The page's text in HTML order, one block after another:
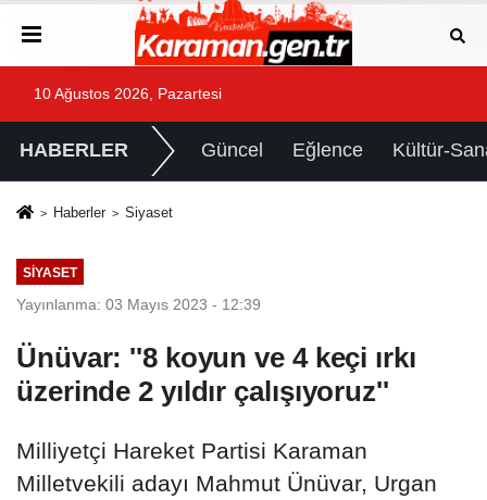
10 Ağustos 2026, Pazartesi
HABERLER Güncel Eğlence Kültür-
Haberler Siyaset
SIYASET
Yayınlanma: 03 Mayıs 2023 - 12:39
Ünüvar: ''8 koyun ve 4 keçi ırkı
üzerinde 2 yıldır çalışıyoruz''
Milliyetçi Hareket Partisi Karaman
Milletvekili adayı Mahmut Ünüvar, Urgan